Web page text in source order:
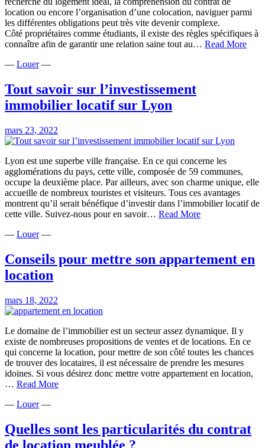
location ou encore l’organisation d’une colocation, naviguer parmi
les différentes obligations peut très vite devenir complexe.
Côté propriétaires comme étudiants, il existe des règles spécifiques à
connaître afin de garantir une relation saine tout au… Read MoreBail
à
et
— Louer—
Tout savoir sur l’investissement
immobilier locatif sur Lyon
mars 23, 2022
Lyon est une superbe ville française. En ce qui concerne les
agglomérations du pays, cette ville, composée de 59 communes,
occupe la deuxième place. Par ailleurs, avec son charme unique, elle
accueille de nombreux touristes et visiteurs. Tous ces avantages
montrent qu’il serait bénéfique d’investir dans l’immobilier locatif de
cette ville. Suivez-nous pour en savoir… Read MoreTout
immobilier
locatif
— Louer—
Conseils pour mettre son appartement en
location
mars 18, 2022
Le domaine de l’immobilier est un secteur assez dynamique. Il y
existe de nombreuses propositions de ventes et de locations. En ce
qui concerne la location, pour mettre de son côté toutes les chances
de trouver des locataires, il est nécessaire de prendre les mesures
idoines. Si vous désirez donc mettre votre appartement en location,
… Read MoreConseils
appartement
en
— Louer—
Quelles sont les particularités du contrat